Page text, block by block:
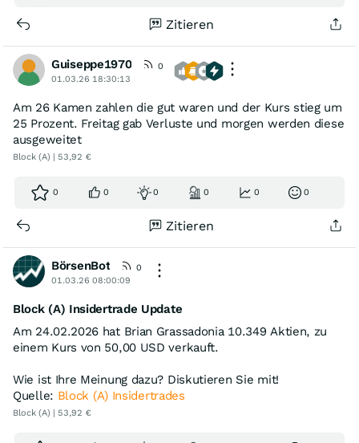
Zitieren
Guiseppe1970
0
01.03.26 18:30:13
Am 26 Kamen zahlen die gut waren und der Kurs stieg um
25 Prozent. Freitag gab Verluste und morgen werden diese
ausgeweitet
Block (A) | 53,92 €
0 0 0 0 0 0
Zitieren
BörsenBot
0
01.03.26 08:00:09
Block (A) Insidertrade Update
Am 24.02.2026 hat Brian Grassadonia 10.349 Aktien, zu
einem Kurs von 50,00 USD verkauft.
Wie ist Ihre Meinung dazu? Diskutieren Sie mit!
Quelle: Block (A) Insidertrades
Block (A) | 53,92 €